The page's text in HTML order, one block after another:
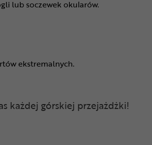
lub soczewek okularów.
ekstremalnych.
każdej górskiej przejażdżki!